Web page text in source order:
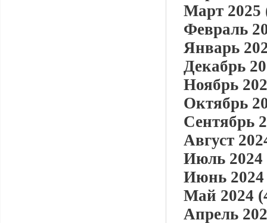
Март 2025
Февраль
Январь
Декабрь
Ноябрь
Октябрь
Сентябрь
Август
Июль 2024
Июнь 2024
Май 2024
Апрель